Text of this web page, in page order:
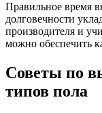
Правильное время
долговечности
производителя и
можно обеспечить
Советы по
типов пола